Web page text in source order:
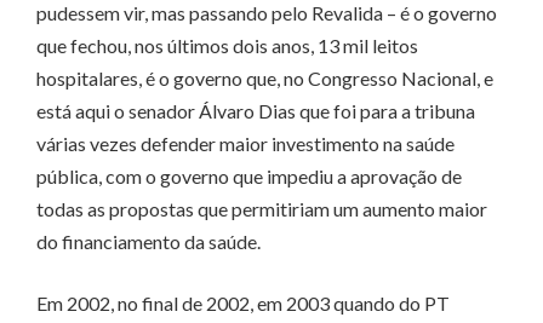
pudessem vir, mas passando pelo Revalida – é o governo
que fechou, nos últimos dois anos, 13 mil leitos
hospitalares, é o governo que, no Congresso Nacional, e
está aqui o senador Álvaro Dias que foi para a tribuna
várias vezes defender maior investimento na saúde
pública, com o governo que impediu a aprovação de
todas as propostas que permitiriam um aumento maior
do financiamento da saúde.
Em 2002, no final de 2002, em 2003 quando do PT